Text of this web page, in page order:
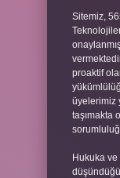
Sitemiz,
proaktif
üyelerimiz
taşımakta
Hukuka